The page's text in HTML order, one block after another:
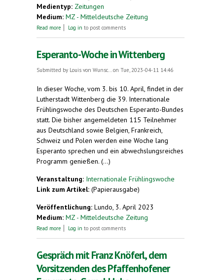
Medientyp: Zeitungen
Medium: MZ - Mitteldeutsche Zeitung
Read more about Mit Video: Weltsprache oder fixe Idee? Darum
Log in to post comments
Esperanto-Woche in Wittenberg
Submitted by Louis von Wunsc...on Tue, 2023-04-11 14:46
In dieser Woche, vom 3. bis 10. April, findet in der
Lutherstadt Wittenberg die 39. Internationale
Frühlingswoche des Deutschen Esperanto-Bundes
statt. Die bisher angemeldeten 115 Teilnehmer
aus Deutschland sowie Belgien, Frankreich,
Schweiz und Polen werden eine Woche lang
Esperanto sprechen und ein abwechslungsreiches
Programm genießen. (...)
Veranstaltung: Internationale Frühlingswoche
Link zum Artikel: (Papierausgabe)
Veröffentlichung: Lundo, 3. April 2023
Medium: MZ - Mitteldeutsche Zeitung
Read more about Esperanto-Woche in Wittenberg
Log in to post comments
Gespräch mit Franz Knöferl, dem
Vorsitzenden des Pfaffenhofener